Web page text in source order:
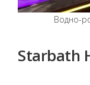
Водно-
Starbath